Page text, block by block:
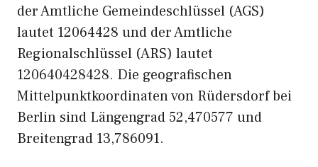
der Amtliche Gemeindeschlüssel (AGS)
lautet 12064428 und der Amtliche
Regionalschlüssel (ARS) lautet
120640428428. Die geografischen
Mittelpunktkoordinaten von Rüdersdorf bei
Berlin sind Längengrad 52,470577 und
Breitengrad 13,786091.